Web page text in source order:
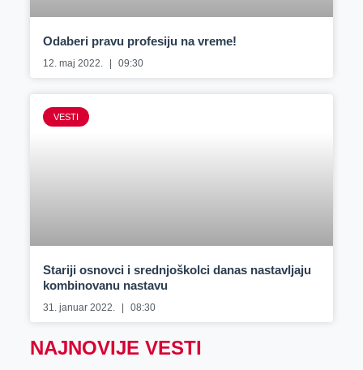
Odaberi pravu profesiju na vreme!
12. maj 2022. 09:30
VESTI
Stariji osnovci i srednjoškolci danas nastavljaju
kombinovanu nastavu
31. januar 2022. 08:30
NAJNOVIJE VESTI